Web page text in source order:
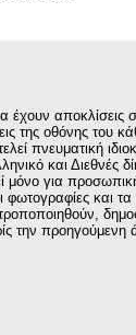
έχουν αποκλίσεις
της οθόνης του
πνευματική
και Διεθνές
μόνο για
φωτογραφίες και
την προηγούμενη